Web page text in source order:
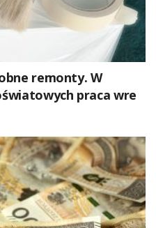
remonty. W
praca wre